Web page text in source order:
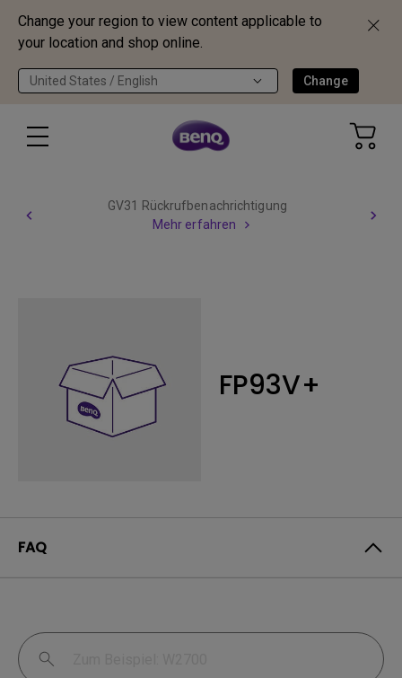
Change your region to view content applicable to
your location and shop online.
United States / English Change
GV31 Rückrufbenachrichtigung
Mehr erfahren
FP93V+
FAQ